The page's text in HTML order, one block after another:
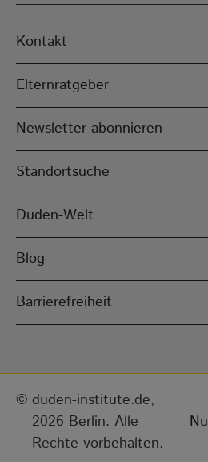
Kontakt
Elternratgeber
Newsletter abonnieren
Standortsuche
Duden-Welt
Blog
Barrierefreiheit
duden-institute.de,
2026 Berlin. Alle
Rechte vorbehalten.